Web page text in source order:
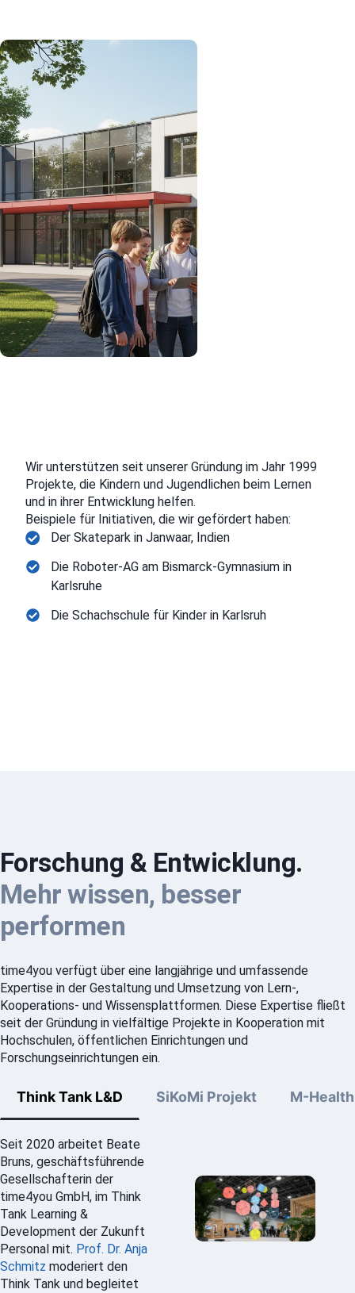
Wir unterstützen seit unserer Gründung im Jahr 1999
Projekte, die Kindern und Jugendlichen beim Lernen
und in ihrer Entwicklung helfen.
Beispiele für Initiativen, die wir gefördert haben:
Der Skatepark in Janwaar, Indien
Die Roboter-AG am Bismarck-Gymnasium in
Karlsruhe
Die Schachschule für Kinder in Karlsruh
Forschung & Entwicklung.
Mehr wissen, besser
performen
time4you verfügt über eine langjährige und umfassende
Expertise in der Gestaltung und Umsetzung von Lern-,
Kooperations- und Wissensplattformen. Diese Expertise fließt
seit der Gründung in vielfältige Projekte in Kooperation mit
Hochschulen, öffentlichen Einrichtungen und
Forschungseinrichtungen ein.
Think Tank L&D SiKoMi Projekt M-
Seit 2020 arbeitet Beate
Bruns, geschäftsführende
Gesellschafterin der
time4you GmbH, im Think
Tank Learning &
Development der Zukunft
Personal mit. Prof. Dr. Anja
Schmitz moderiert den
Think Tank und begleitet